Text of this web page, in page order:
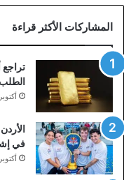
المشاركات الأكثر قراءة
أكتوبر 27, 2025
في
أكتوبر 27, 2025